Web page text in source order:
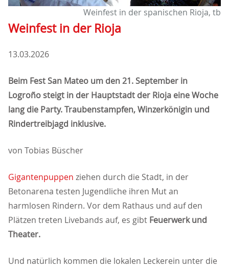
Weinfest in der spanischen Rioja, tb
Weinfest in der Rioja
13.03.2026
Beim Fest San Mateo um den 21. September in
Logroño steigt in der Hauptstadt der Rioja eine Woche
lang die Party. Traubenstampfen, Winzerkönigin und
Rindertreibjagd inklusive.
von Tobias Büscher
Gigantenpuppen ziehen durch die Stadt, in der
Betonarena testen Jugendliche ihren Mut an
harmlosen Rindern. Vor dem Rathaus und auf den
Plätzen treten Livebands auf, es gibt Feuerwerk und
Theater.
Und natürlich kommen die lokalen Leckerein unter die